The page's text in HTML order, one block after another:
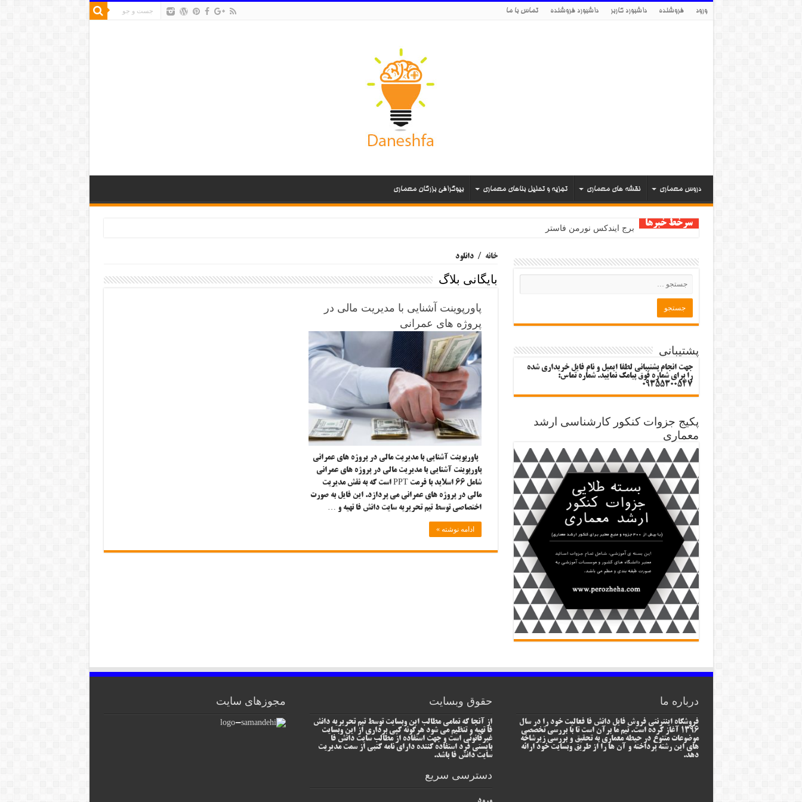
ورود فروشنده داشبورد کاربر داشبورد فروشنده تماس با ما
دروس معماری نقشه های معماری تجزیه و تحلیل بناهای معماری بیوگرافی بزرگان معماری
سرخط خبرها برج ایندکس نورمن فاستر
خانه / دانلود
بایگانی بلاگ
پاورپوینت آشنایی با مدیریت مالی در
پروژه های عمرانی
پاورپوینت آشنایی با مدیریت مالی در پروژه های عمرانی
پاورپوینت آشنایی با مدیریت مالی در پروژه های عمرانی
شامل ۶۶ اسلاید با فرمت PPT است که به نقش مدیریت
مالی در پروژه های عمرانی می پردازد. این فایل به صورت
اختصاصی توسط تیم تحریریه سایت دانش فا تهیه و …
ادامه نوشته »
پشتیبانی
جهت انجام پشتیبانی لطفا ایمیل و نام فایل خریداری شده
را برای شماره فوق پیامک نمایید. شماره تماس:
09355300547
پکیج جزوات کنکور کارشناسی ارشد
معماری
درباره ما
فروشگاه اینترنتی فروش فایل دانش فا فعالیت خود را در سال
1396 آغاز کرده است. تیم ما برآن است تا با بررسی تخصصی
موضوعات متنوع در حیطه معماری به تحقیق و بررسی زیرشاخه
های این رشته پرداخته و آن ها را از طریق وبسایت خود ارائه
دهد.
حقوق وبسایت
از آنجا که تمامی مطالب این وبسایت توسط تیم تحریریه دانش
فا تهیه و تنظیم می شود هرگونه کپی برداری از این وبسایت
غیرقانونی است و جهت استفاده از مطالب سایت دانش فا
بایستی فرد استفاده کننده دارای نامه کتبی از سمت مدیریت
سایت دانش فا باشد.
دسترسی سریع
مجوزهای سایت